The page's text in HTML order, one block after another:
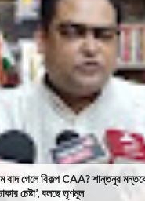
বাদ গেলে বিকল্প CAA? শান্তনুর
চেষ্টা’, বলছে তৃণমূল